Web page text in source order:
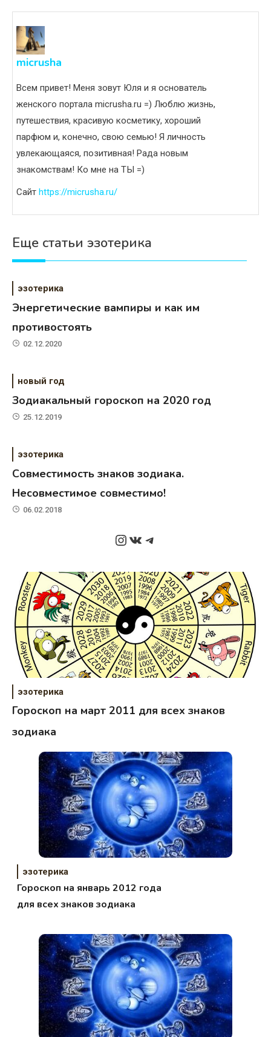
micrusha
Всем привет! Меня зовут Юля и я основатель
женского портала micrusha.ru =) Люблю жизнь,
путешествия, красивую косметику, хороший
парфюм и, конечно, свою семью! Я личность
увлекающаяся, позитивная! Рада новым
знакомствам! Ко мне на ТЫ =)
Сайт https://micrusha.ru/
Еще статьи эзотерика
эзотерика
Энергетические вампиры и как им
противостоять
02.12.2020
новый год
Зодиакальный гороскоп на 2020 год
25.12.2019
эзотерика
Совместимость знаков зодиака.
Несовместимое совместимо!
06.02.2018
Instagram
ВКонтакте
Telegram
эзотерика
Гороскоп на март 2011 для всех знаков
зодиака
эзотерика
Гороскоп на январь 2012 года
для всех знаков зодиака